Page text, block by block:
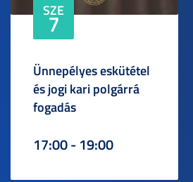
SZE
7
Ünnepélyes eskütétel
és jogi kari polgárrá
fogadás
17:00 - 19:00